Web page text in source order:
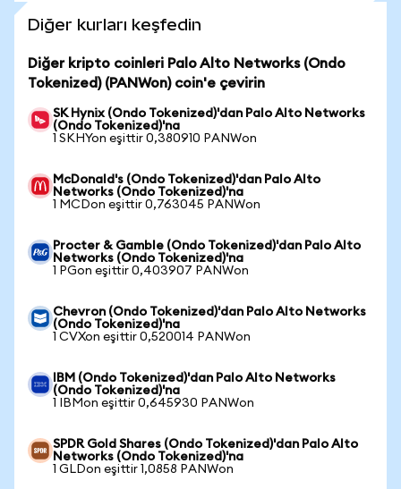
Diğer kurları keşfedin
Diğer kripto coinleri Palo Alto Networks (Ondo
Tokenized) (PANWon) coin'e çevirin
SK Hynix (Ondo Tokenized)'dan Palo Alto Networks
(Ondo Tokenized)'na
1 SKHYon eşittir 0,380910 PANWon
McDonald's (Ondo Tokenized)'dan Palo Alto
Networks (Ondo Tokenized)'na
1 MCDon eşittir 0,763045 PANWon
Procter & Gamble (Ondo Tokenized)'dan Palo Alto
Networks (Ondo Tokenized)'na
1 PGon eşittir 0,403907 PANWon
Chevron (Ondo Tokenized)'dan Palo Alto Networks
(Ondo Tokenized)'na
1 CVXon eşittir 0,520014 PANWon
IBM (Ondo Tokenized)'dan Palo Alto Networks
(Ondo Tokenized)'na
1 IBMon eşittir 0,645930 PANWon
SPDR Gold Shares (Ondo Tokenized)'dan Palo Alto
Networks (Ondo Tokenized)'na
1 GLDon eşittir 1,0858 PANWon